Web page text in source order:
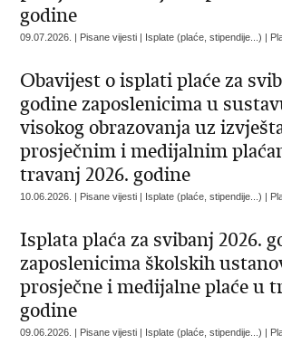
godine
09.07.2026. | Pisane vijesti | Isplate (plaće, stipendije...) |
Obavijest o isplati plaće za
godine zaposlenicima u
visokog obrazovanja uz
prosječnim i medijalnim
travanj 2026. godine
10.06.2026. | Pisane vijesti | Isplate (plaće, stipendije...) |
Isplata plaća za svibanj 2026.
zaposlenicima školskih
prosječne i medijalne plaće u
godine
09.06.2026. | Pisane vijesti | Isplate (plaće, stipendije...) |